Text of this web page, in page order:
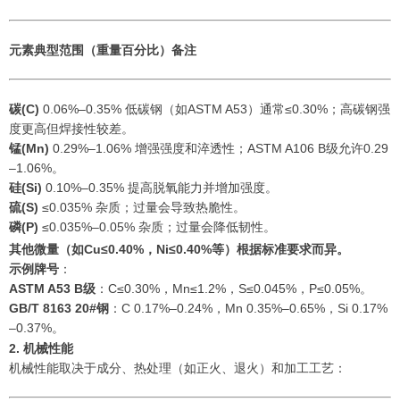
元素典型范围（重量百分比） 备注
碳(C) 0.06%–0.35% 低碳钢（如ASTM A53）通常≤0.30%；高碳钢强
度更高但焊接性较差。
锰(Mn) 0.29%–1.06% 增强强度和淬透性；ASTM A106 B级允许0.29
–1.06%。
硅(Si) 0.10%–0.35% 提高脱氧能力并增加强度。
硫(S) ≤0.035% 杂质；过量会导致热脆性。
磷(P) ≤0.035%–0.05% 杂质；过量会降低韧性。
其他微量（如Cu≤0.40%，Ni≤0.40%等）根据标准要求而异。
示例牌号 ：
ASTM A53 B级 ：C≤0.30%，Mn≤1.2%，S≤0.045%，P≤0.05%。
GB/T 8163 20#钢 ：C 0.17%–0.24%，Mn 0.35%–0.65%，Si 0.17%
–0.37%。
2. 机械性能
机械性能取决于成分、热处理（如正火、退火）和加工工艺：